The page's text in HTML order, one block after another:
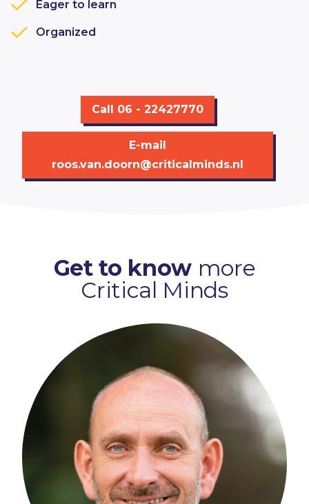
Eager to learn
Organized
Call 06 - 22427770
E-mail
roos.van.doorn@criticalminds.nl
Get to know more
Critical Minds